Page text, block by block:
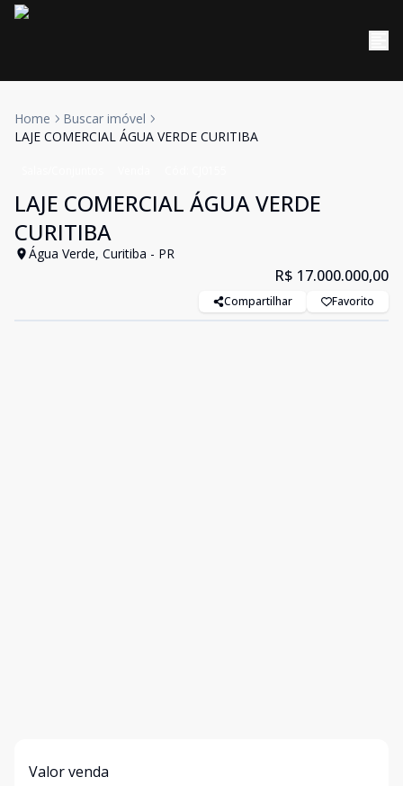
Home
Buscar imóvel
LAJE COMERCIAL ÁGUA VERDE CURITIBA
LAJE COMERCIAL ÁGUA VERDE
CURITIBA
Água Verde, Curitiba - PR
R$ 17.000.000,00
Compartilhar Favorito
Valor venda